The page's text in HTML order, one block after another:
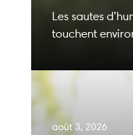
Les sautes
touchent
août 3, 2026